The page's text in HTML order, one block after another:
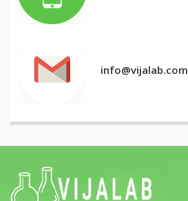
info@vijalab.com